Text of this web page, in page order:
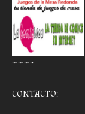
………..
CONTACTO: